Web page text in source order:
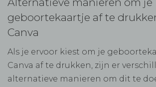
geboortekaartje af te
Canva
Als je ervoor kiest om je
Canva af te drukken, zijn er
alternatieve manieren om dit te